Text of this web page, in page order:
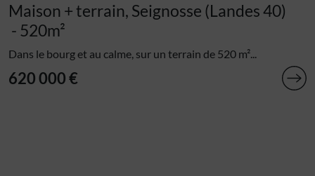
Maison + terrain, Seignosse (Landes 40)
- 520m²
Dans le bourg et au calme, sur un terrain de 520 m²...
620 000 €